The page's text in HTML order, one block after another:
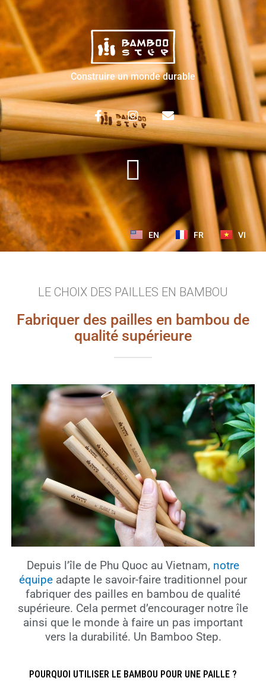
Construire un monde durable
EN FR VI
LE CHOIX DES PAILLES EN BAMBOU
Fabriquer des pailles en bambou de
qualité supérieure
Depuis l’île de Phu Quoc au Vietnam, notre
équipe adapte le savoir-faire traditionnel pour
fabriquer des pailles en bambou de qualité
supérieure. Cela permet d’encourager notre île
ainsi que le monde à faire un pas important
vers la durabilité. Un Bamboo Step.
POURQUOI UTILISER LE BAMBOU POUR UNE PAILLE ?